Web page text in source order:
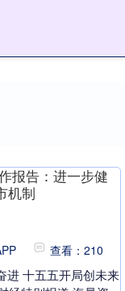
报告：进一步健
机制
查看：210
进 十五五开局创未来